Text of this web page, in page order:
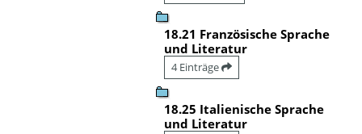
18.21 Französische Sprache
und Literatur
4 Einträge
18.25 Italienische Sprache
und Literatur